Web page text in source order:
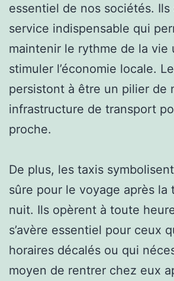
essentiel de nos sociétés.
service indispensable qui
maintenir le rythme de la vie
stimuler l’économie locale.
persistont à être un pilier de
infrastructure de transport
proche.
De plus, les taxis
sûre pour le voyage après la
nuit. Ils opèrent à toute
s’avère essentiel pour ceux
horaires décalés ou qui
moyen de rentrer chez eux